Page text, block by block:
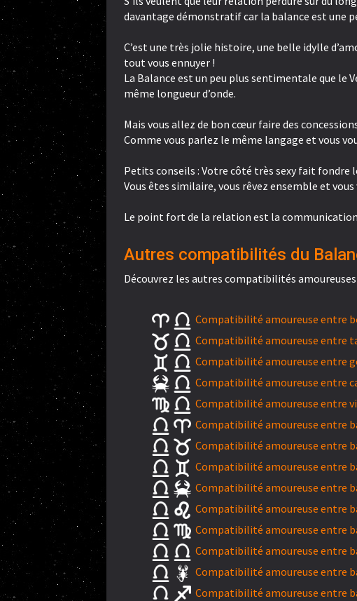
davantage démonstratif car la balance est une
C’est une très jolie histoire, une belle idylle
tout vous ennuyer !
La Balance est un peu plus sentimentale que le
même longueur d’onde.
Mais vous allez de bon cœur faire des
Comme vous parlez le même langage et vous
Petits conseils : Votre côté très sexy fait fondre
Vous êtes similaire, vous rêvez ensemble et vous
Le point fort de la relation est la
Autres compatibilités du
Découvrez les autres compatibilités amoureuses
Compatibilité amoureuse entre
Compatibilité amoureuse entre
Compatibilité amoureuse entre
Compatibilité amoureuse entre
Compatibilité amoureuse entre
Compatibilité amoureuse entre
Compatibilité amoureuse entre
Compatibilité amoureuse entre
Compatibilité amoureuse entre
Compatibilité amoureuse entre
Compatibilité amoureuse entre
Compatibilité amoureuse entre
Compatibilité amoureuse entre
Compatibilité amoureuse entre